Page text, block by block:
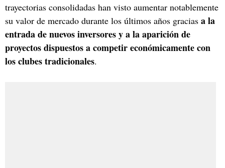
trayectorias consolidadas han visto aumentar notablemente
su valor de mercado durante los últimos años gracias a la
entrada de nuevos inversores y a la aparición de
proyectos dispuestos a competir económicamente con
los clubes tradicionales.